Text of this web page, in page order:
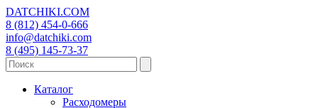
DATCHIKI.COM
8 (812) 454-0-666
info@datchiki.com
8 (495) 145-73-37
Каталог
Расходомеры